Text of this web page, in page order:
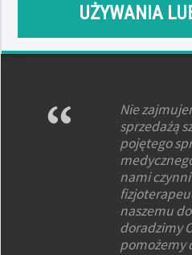
UŻYWANIA
Nie
sprzedażą
pojętego
nami
naszemu
doradzimy
pomożemy